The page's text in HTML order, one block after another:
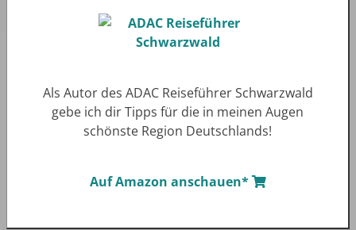
Als Autor des ADAC Reiseführer Schwarzwald
gebe ich dir Tipps für die in meinen Augen
schönste Region Deutschlands!
Auf Amazon anschauen*